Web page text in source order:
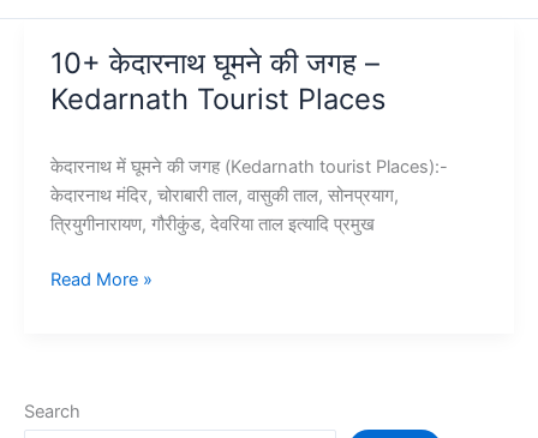
10+ केदारनाथ घूमने की जगह –
Kedarnath Tourist Places
केदारनाथ में घूमने की जगह (Kedarnath tourist Places):-
केदारनाथ मंदिर, चोराबारी ताल, वासुकी ताल, सोनप्रयाग,
त्रियुगीनारायण, गौरीकुंड, देवरिया ताल इत्यादि प्रमुख
10+
–
Read More »
Search